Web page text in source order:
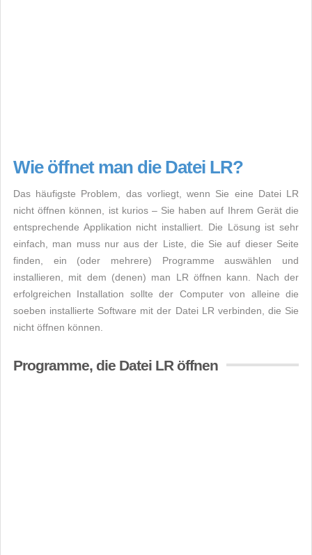
Wie öffnet man die Datei LR?
Das häufigste Problem, das vorliegt, wenn Sie eine Datei LR
nicht öffnen können, ist kurios – Sie haben auf Ihrem Gerät die
entsprechende Applikation nicht installiert. Die Lösung ist sehr
einfach, man muss nur aus der Liste, die Sie auf dieser Seite
finden, ein (oder mehrere) Programme auswählen und
installieren, mit dem (denen) man LR öffnen kann. Nach der
erfolgreichen Installation sollte der Computer von alleine die
soeben installierte Software mit der Datei LR verbinden, die Sie
nicht öffnen können.
Programme, die Datei LR öffnen